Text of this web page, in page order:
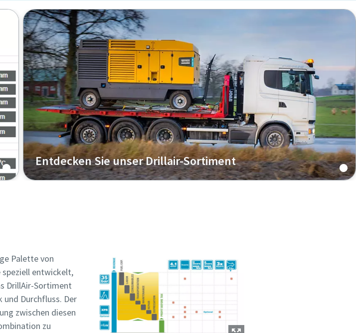
Entdecken Sie unser Drillair-Sortiment
Palette von
entwickelt,
DrillAir-Sortiment
und Durchfluss. Der
zwischen diesen
zu